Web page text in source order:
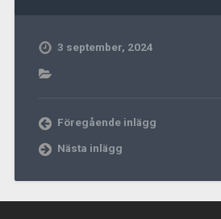
3 september, 2024
Föregående inlägg
Nästa inlägg